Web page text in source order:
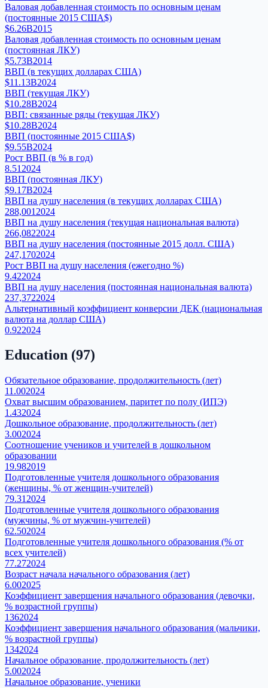
Валовая добавленная стоимость по основным ценам
(постоянные 2015 США$)
$6.26B2015
Валовая добавленная стоимость по основным ценам
(постоянная ЛКУ)
$5.73B2014
ВВП (в текущих долларах США)
$11.13B2024
ВВП (текущая ЛКУ)
$10.28B2024
ВВП: связанные ряды (текущая ЛКУ)
$10.28B2024
ВВП (постоянные 2015 США$)
$9.55B2024
Рост ВВП (в % в год)
8.51 2024
ВВП (постоянная ЛКУ)
$9.17B2024
ВВП на душу населения (в текущих долларах США)
288,001 2024
ВВП на душу населения (текущая национальная валюта)
266,0822024
ВВП на душу населения (постоянные 2015 долл. США)
247,1702024
Рост ВВП на душу населения (ежегодно %)
9.422024
ВВП на душу населения (постоянная национальная валюта)
237,3722024
Альтернативный коэффициент конверсии ДЕК (национальная
валюта на доллар США)
0.922024
Education (97)
Обязательное образование, продолжительность (лет)
11.002024
Охват высшим образованием, паритет по полу (ИПЭ)
1.432024
Дошкольное образование, продолжительность (лет)
3.002024
Соотношение учеников и учителей в дошкольном
образовании
19.982019
Подготовленные учителя дошкольного образования
(женщины, % от женщин-учителей)
79.31 2024
Подготовленные учителя дошкольного образования
(мужчины, % от мужчин-учителей)
62.502024
Подготовленные учителя дошкольного образования (% от
всех учителей)
77.272024
Возраст начала начального образования (лет)
6.002025
Коэффициент завершения начального образования (девочки,
% возрастной группы)
1362024
Коэффициент завершения начального образования (мальчики,
% возрастной группы)
1342024
Начальное образование, продолжительность (лет)
5.002024
Начальное образование, ученики